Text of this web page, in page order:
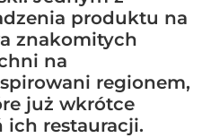
produktu na
znakomitych
na
regionem,
już wkrótce
ich restauracji.